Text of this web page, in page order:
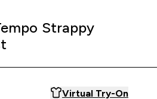
Strappy
Virtual Try-On